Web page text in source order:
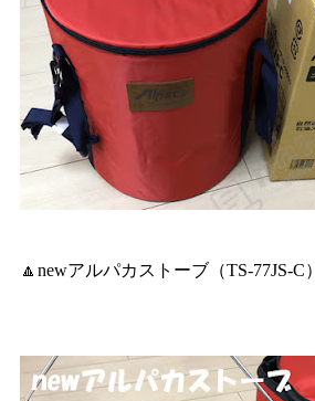
🔼newアルパカストーブ（TS-77JS-C）